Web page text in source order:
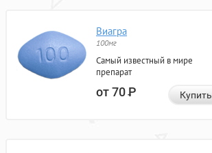
Виагра
100мг
Самый известный в мире
препарат
от 70Р Купить